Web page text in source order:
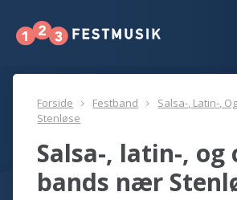
Forside Festband
Salsa-, Latin-,
Stenløse
Salsa-, latin-, og
bands nær